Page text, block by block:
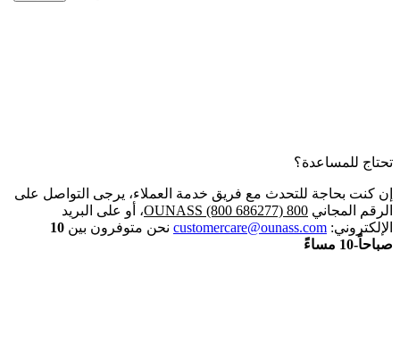
تحتاج للمساعدة؟
إن كنت بحاجة للتحدث مع فريق خدمة العملاء، يرجى التواصل على
الرقم المجاني 800 OUNASS (800 686277)
، أو على البريد
الإلكتروني: customercare@ounass.com نحن متوفرون بين 10
صباحاً-10 مساءً